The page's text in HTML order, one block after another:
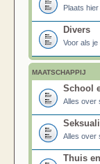
Plaats
Divers
Voor als
MAATSCHAPPIJ
School
Alles over
Alles over
Thuis